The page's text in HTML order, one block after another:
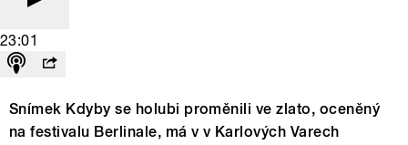
23:01
Snímek Kdyby se holubi proměnili ve zlato, oceněný
na festivalu Berlinale, má v v Karlových Varech